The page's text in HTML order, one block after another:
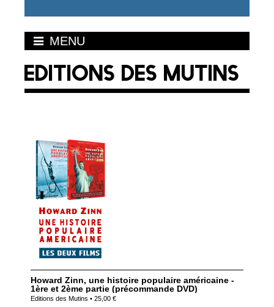
MENU
EDITIONS DES MUTINS
Howard Zinn, une histoire populaire américaine -
1ère et 2ème partie (précommande DVD)
Editions des Mutins • 25,00 €